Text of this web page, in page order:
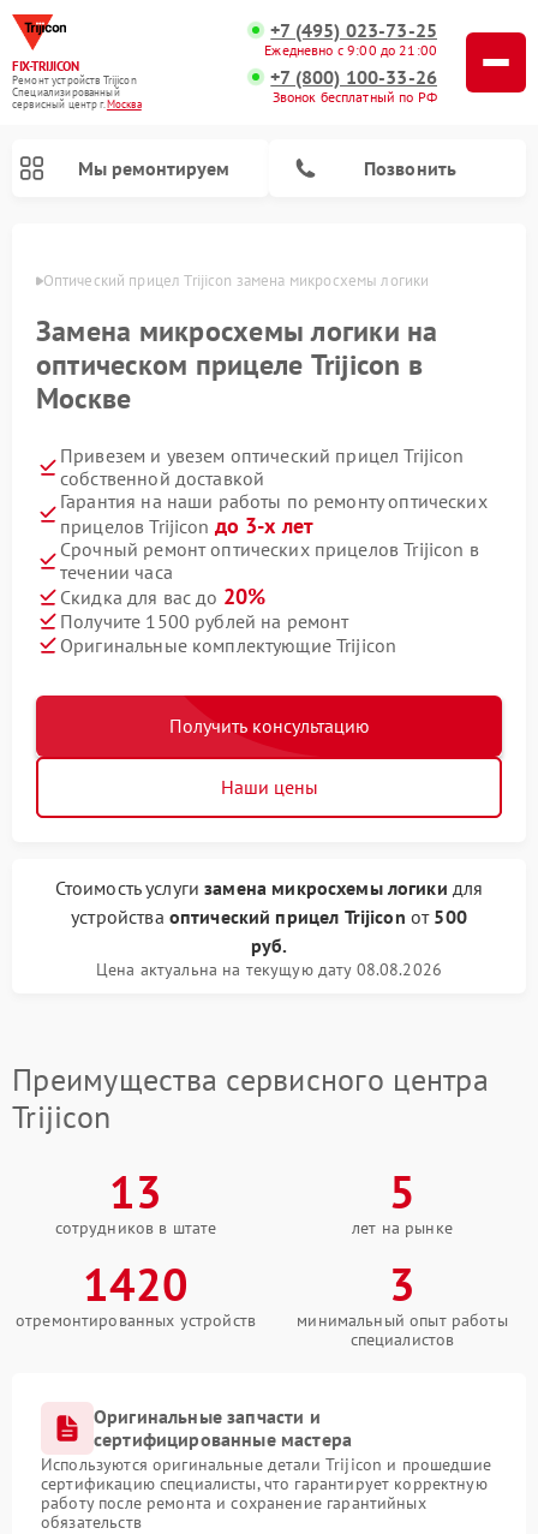
FIX-TRIJICON
Ремонт устройств Trijicon
Специализированный
cервисный центр г.Москва
+7 (495) 023-73-25
Ежедневно с 9:00 до 21:00
+7 (800) 100-33-26
Звонок бесплатный по РФ
Мы ремонтируем Позвонить
Оптический прицел Trijicon замена микросхемы логики
Замена микросхемы логики на
оптическом прицеле Trijicon в
Москве
Привезем и увезем оптический прицел Trijicon
собственной доставкой
Гарантия на наши работы по ремонту оптических
прицелов Trijicon до 3-х лет
Срочный ремонт оптических прицелов Trijicon в
течении часа
Скидка для вас до 20%
Получите 1500 рублей на ремонт
Оригинальные комплектующие Trijicon
Получить консультацию
Наши цены
Стоимость услугизамена микросхемы логики для
устройства оптический прицел Trijicon от 500
руб.
Цена актуальна на текущую дату 08.08.2026
Преимущества сервисного центра
Trijicon
13
сотрудников в штате
5
лет на рынке
1420
отремонтированных устройств
3
минимальный опыт работы
специалистов
Оригинальные запчасти и
сертифицированные мастера
Используются оригинальные детали Trijicon и прошедшие
сертификацию специалисты, что гарантирует корректную
работу после ремонта и сохранение гарантийных
обязательств